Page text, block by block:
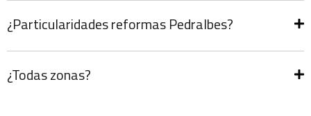
¿Particularidades reformas Pedralbes?
¿Todas zonas?